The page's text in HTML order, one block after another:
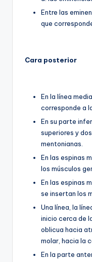
Entre las
que
Cara posterior
En la línea
corresponde a
En su parte
superiores y
mentonianas.
En las espinas
los músculos
En las espinas
se insertan los
Una línea, la
inicio cerca de
oblicua hacia
molar, hacia la
En la parte